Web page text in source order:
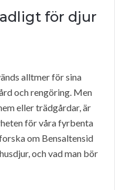
för djur
alltmer för sina
och rengöring. Men
eller trädgårdar, är
för våra fyrbenta
om Bensaltensid
och vad man bör